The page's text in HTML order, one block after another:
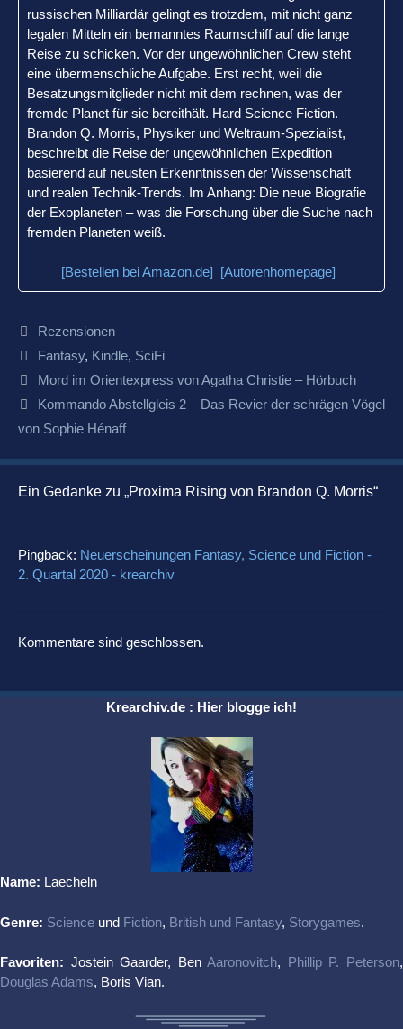
russischen Milliardär gelingt es trotzdem, mit nicht ganz
legalen Mitteln ein bemanntes Raumschiff auf die lange
Reise zu schicken. Vor der ungewöhnlichen Crew steht
eine übermenschliche Aufgabe. Erst recht, weil die
Besatzungsmitglieder nicht mit dem rechnen, was der
fremde Planet für sie bereithält. Hard Science Fiction.
Brandon Q. Morris, Physiker und Weltraum-Spezialist,
beschreibt die Reise der ungewöhnlichen Expedition
basierend auf neusten Erkenntnissen der Wissenschaft
und realen Technik-Trends. Im Anhang: Die neue Biografie
der Exoplaneten – was die Forschung über die Suche nach
fremden Planeten weiß.
[Bestellen bei Amazon.de] [Autorenhomepage]
Kategorien
Rezensionen
Schlagwörter
Fantasy, Kindle, SciFi
Beitrags-
Navigation
Mord im Orientexpress von Agatha Christie – Hörbuch
Kommando Abstellgleis 2 – Das Revier der schrägen Vögel
von Sophie Hénaff
Ein Gedanke zu „Proxima Rising von Brandon Q. Morris“
Pingback: Neuerscheinungen Fantasy, Science und Fiction -
2. Quartal 2020 - krearchiv
Kommentare sind geschlossen.
Krearchiv.de : Hier blogge ich!
Name: Laecheln
Genre: Science und Fiction, British und Fantasy, Storygames.
Favoriten: Jostein Gaarder, BenAaronovitch, Phillip P. Peterson,
Douglas Adams, Boris Vian.